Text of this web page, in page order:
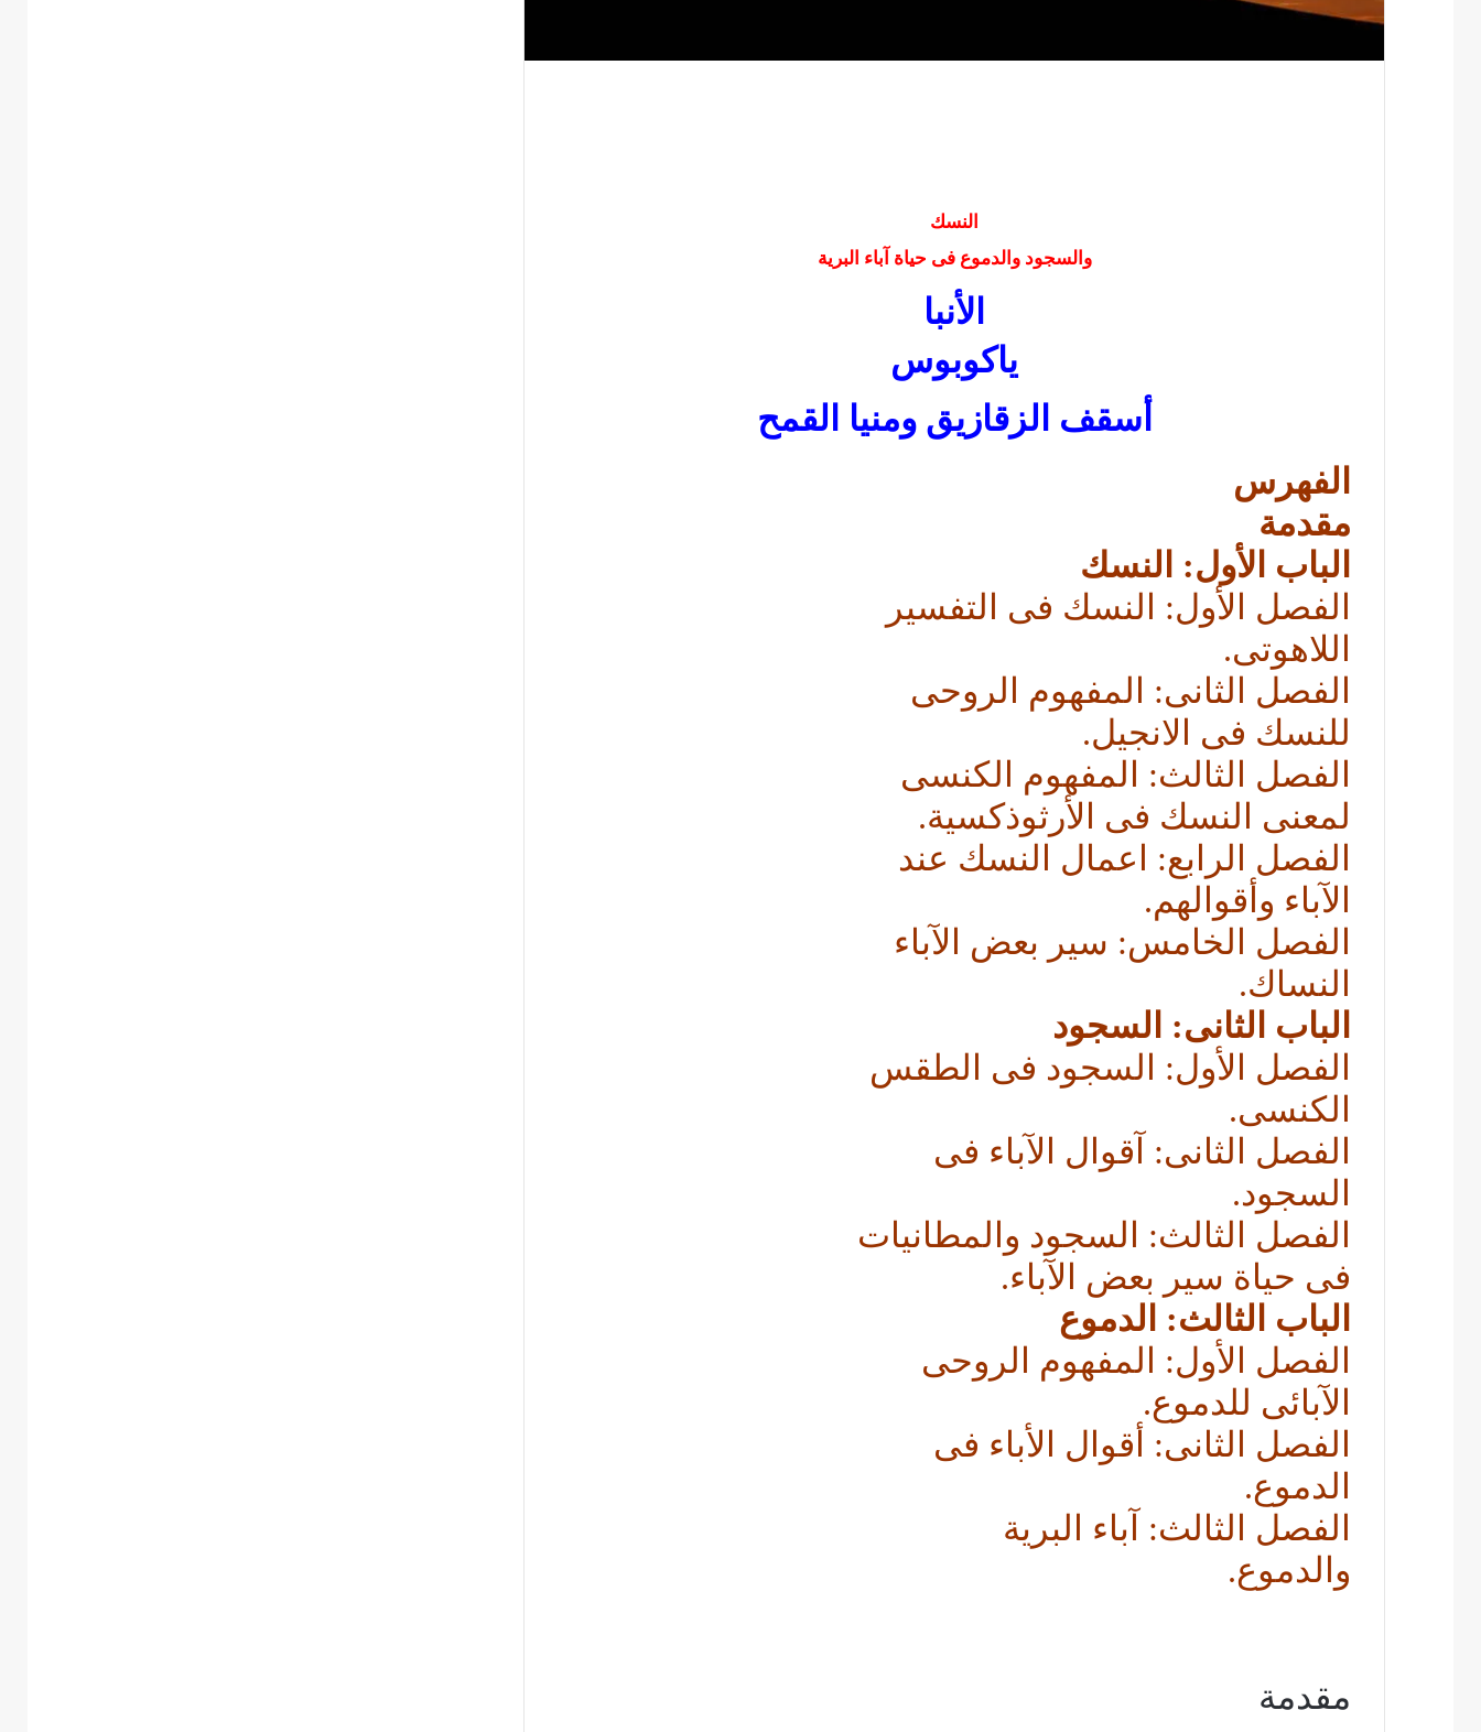
النسك
والسجود والدموع فى حياة آباء البرية
الأنبا
ياكوبوس
أسقف الزقازيق ومنيا القمح
الفهرس
مقدمة
الباب الأول: النسك
الفصل الأول: النسك فى التفسير
اللاهوتى.
الفصل الثانى: المفهوم الروحى
للنسك فى الانجيل.
الفصل الثالث: المفهوم الكنسى
لمعنى النسك فى الأرثوذكسية.
الفصل الرابع: اعمال النسك عند
الآباء وأقوالهم.
الفصل الخامس: سير بعض الآباء
النساك.
الباب الثانى: السجود
الفصل الأول: السجود فى الطقس
الكنسى.
الفصل الثانى: آقوال الآباء فى
السجود.
الفصل الثالث: السجود والمطانيات
فى حياة سير بعض الآباء.
الباب الثالث: الدموع
الفصل الأول: المفهوم الروحى
الآبائى للدموع.
الفصل الثانى: أقوال الأباء فى
الدموع.
الفصل الثالث: آباء البرية
والدموع.
مقدمة